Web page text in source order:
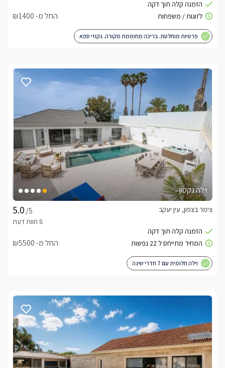
החל מ- ₪1400
פרטיות מוחלטת. בריכה מחוממת מקורה. גקוזי ספא
וילה גקסון
/5
צימר בצפון, עין יעקב
החל מ- ₪5500
וילה חלומית עם 7 חדרי שינה